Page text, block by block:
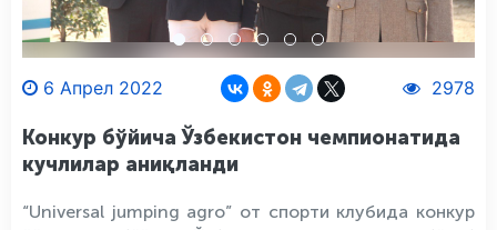
6 Апрел 2022 2978
Конкур бўйича Ўзбекистон чемпионатида
кучлилар аниқланди
“Universal jumping agro” от спорти клубида конкур